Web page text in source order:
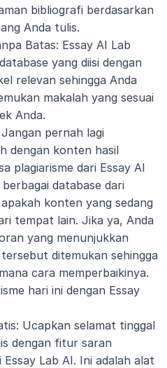
bibliografi berdasarkan
Anda tulis.
Batas: Essay AI Lab
yang diisi dengan
relevan sehingga Anda
makalah yang sesuai
Anda.
pernah lagi
dengan konten hasil
plagiarisme dari Essay AI
database dari
konten yang sedang
tempat lain. Jika ya, Anda
yang menunjukkan
ditemukan sehingga
cara memperbaikinya.
hari ini dengan Essay
Ucapkan selamat tinggal
dengan fitur saran
Lab AI. Ini adalah alat